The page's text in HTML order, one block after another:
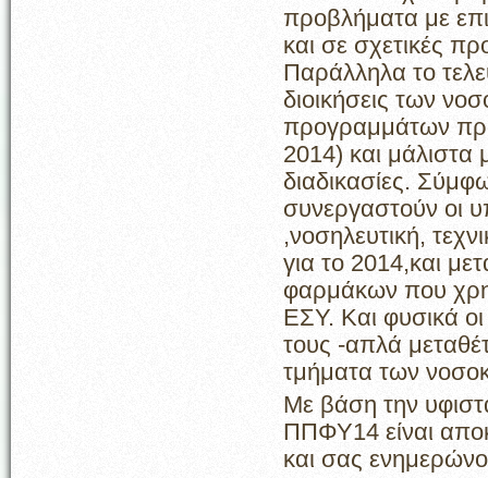
προβλήματα με
και σε σχετικές
Παράλληλα το
διοικήσεις των
προγραμμάτων
2014) και
διαδικασίες.
συνεργαστούν οι
,νοσηλευτική,
για το 2014,και
φαρμάκων που
ΕΣΥ. Και φυσικά οι
τους -απλά
τμήματα των
Με βάση την
ΠΠΦΥ14 είναι
και σας